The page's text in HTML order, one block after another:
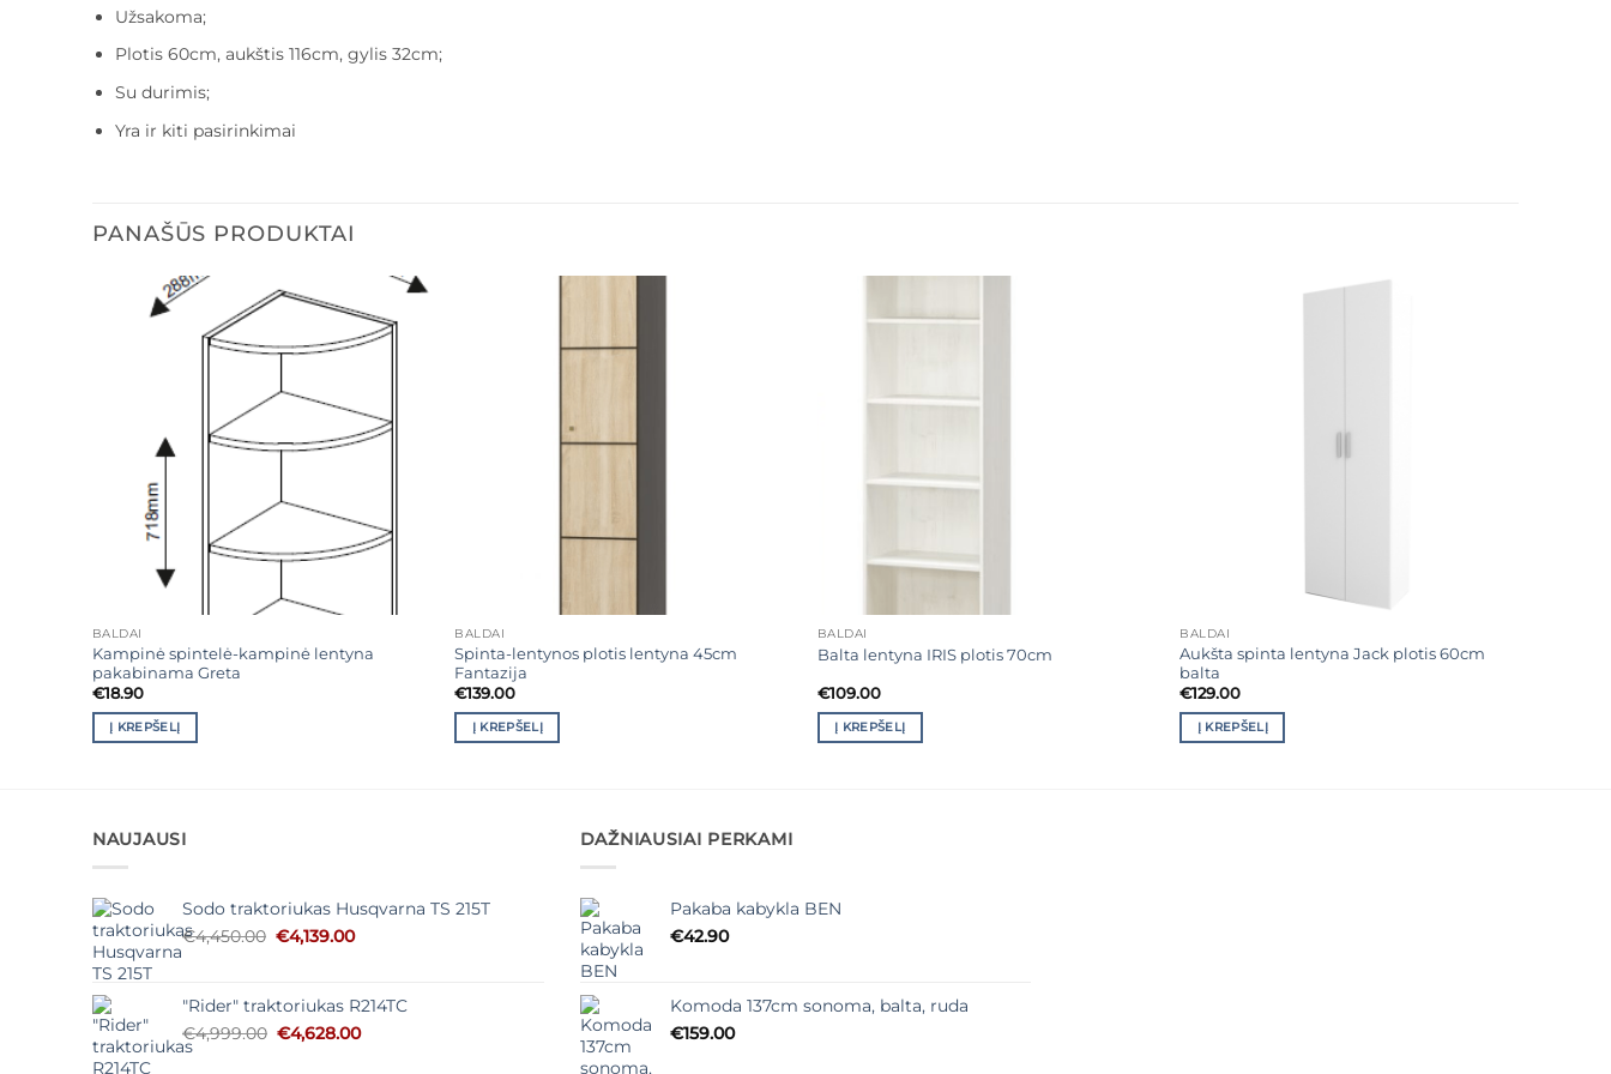
Užsakoma;
Plotis 60cm, aukštis 116cm, gylis 32cm;
Su durimis;
Yra ir kiti pasirinkimai
PANAŠŪS PRODUKTAI
BALDAI
Kampinė spintelė-kampinė lentyna
pakabinama Greta
€18.90
Į KREPŠELĮ
BALDAI
Spinta-lentynos plotis lentyna 45cm
Fantazija
€139.00
Į KREPŠELĮ
BALDAI
Balta lentyna IRIS plotis 70cm
€109.00
Į KREPŠELĮ
BALDAI
Aukšta spinta lentyna Jack plotis 60cm
balta
€129.00
Į KREPŠELĮ
NAUJAUSI
Sodo traktoriukas Husqvarna TS 215T
€4,450.00 Original
€4,450.00.
€4,139.00Current
€4,139.00.
"Rider" traktoriukas R214TC
€4,999.00 Original
€4,628.00Current
DAŽNIAUSIAI PERKAMI
Pakaba kabykla BEN
€42.90
Komoda 137cm sonoma, balta, ruda
€159.00